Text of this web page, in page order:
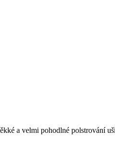
a velmi pohodlné polstrování